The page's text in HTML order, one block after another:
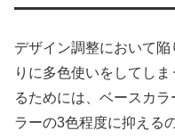
デザイン調整において
りに多色使いをしてし
るためには、ベースカ
ラーの3色程度に抑える